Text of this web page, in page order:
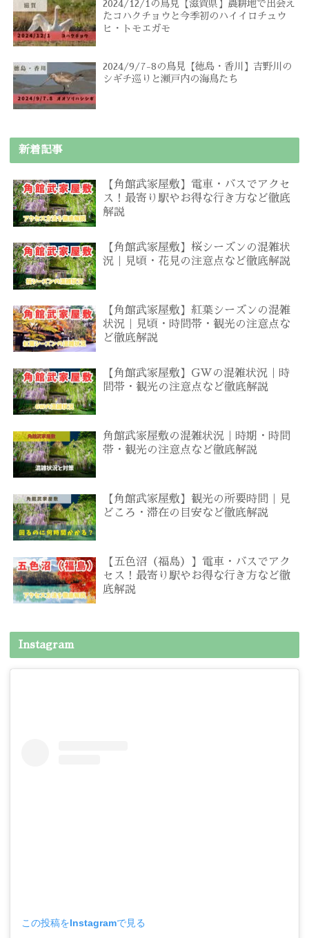
2024/12/1の鳥見【滋賀県】農耕地で出会え
たコハクチョウと今季初のハイイロチュウ
ヒ・トモエガモ
2024/9/7-8の鳥見【徳島・香川】吉野川の
シギチ巡りと瀬戸内の海鳥たち
新着記事
【角館武家屋敷】電車・バスでアクセ
ス！最寄り駅やお得な行き方など徹底
解説
【角館武家屋敷】桜シーズンの混雑状
況｜見頃・花見の注意点など徹底解説
【角館武家屋敷】紅葉シーズンの混雑
状況｜見頃・時間帯・観光の注意点な
ど徹底解説
【角館武家屋敷】GWの混雑状況｜時
間帯・観光の注意点など徹底解説
角館武家屋敷の混雑状況｜時期・時間
帯・観光の注意点など徹底解説
【角館武家屋敷】観光の所要時間｜見
どころ・滞在の目安など徹底解説
【五色沼（福島）】電車・バスでアク
セス！最寄り駅やお得な行き方など徹
底解説
Instagram
この投稿をInstagramで見る